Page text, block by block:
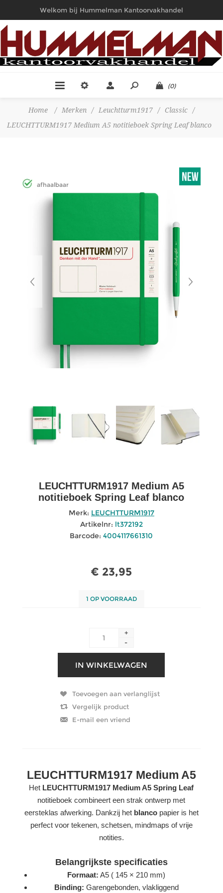
Welkom bij Hummelman Kantoorvakhandel
(0)
Home / Merken / Leuchtturm1917 / Classic
/
LEUCHTTURM1917 Medium A5 notitieboek Spring Leaf blanco
afhaalbaar
LEUCHTTURM1917 Medium A5
notitieboek Spring Leaf blanco
Merk: LEUCHTTURM1917
Artikelnr: lt372192
Barcode: 4004117661310
€ 23,95
1 OP VOORRAAD
+
-
LEUCHTTURM1917 Medium A5
Het LEUCHTTURM1917 Medium A5 Spring Leaf
notitieboek combineert een strak ontwerp met
eersteklas afwerking. Dankzij het blancopapier is het
perfect voor tekenen, schetsen, mindmaps of vrije
notities.
Belangrijkste specificaties
Formaat: A5 ( 145 × 210 mm)
Binding: Garengebonden, vlakliggend